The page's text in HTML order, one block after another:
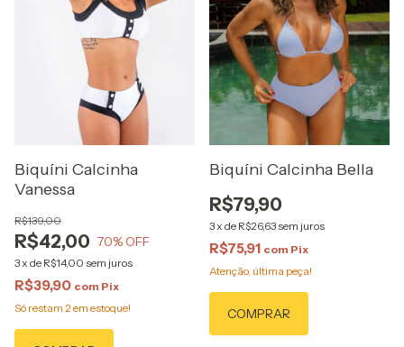
Biquíni Calcinha
Vanessa
R$42,00
R$139,00
70% OFF
3 x de R$14,00 sem juros
R$39,90 com Pix
Só restam 2 em estoque!
Biquíni Calcinha Bella
R$79,90
3 x de R$26,63 sem juros
R$75,91 com Pix
Atenção, última peça!
COMPRAR